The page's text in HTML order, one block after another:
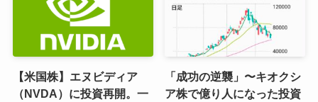
【米国株】エヌビディア
（NVDA）に投資再開。一
「成功の逆襲」〜キオクシ
ア株で億り人になった投資